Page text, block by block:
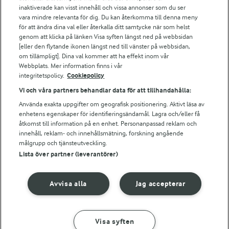
GÖR SÅ HÄR INGREDIENSER
Arla webbshop
Bildbank
Följ oss
© 2026 Arla Foods
Integritetspolicy
inaktiverade kan visst innehåll och vissa annonser som du ser
vara mindre relevanta för dig. Du kan återkomma till denna meny
för att ändra dina val eller återkalla ditt samtycke när som helst
genom att klicka på länken Visa syften längst ned på webbsidan
[eller den flytande ikonen längst ned till vänster på webbsidan,
om tillämpligt]. Dina val kommer att ha effekt inom vår
Webbplats. Mer information finns i vår
integritetspolicy. Cookiepolicy
Vi och våra partners behandlar data för att tillhandahålla:
Använda exakta uppgifter om geografisk positionering. Aktivt läsa av
enhetens egenskaper för identifieringsändamål. Lagra och/eller få
åtkomst till information på en enhet. Personanpassad reklam och
innehåll, reklam- och innehållsmätning, forskning angående
målgrupp och tjänsteutveckling.
Lista över partner (leverantörer)
Jag accepterar
Avvisa alla
Visa syften